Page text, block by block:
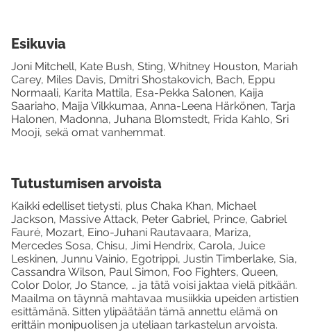
Esikuvia
Joni Mitchell, Kate Bush, Sting, Whitney Houston, Mariah
Carey, Miles Davis, Dmitri Shostakovich, Bach, Eppu
Normaali, Karita Mattila, Esa-Pekka Salonen, Kaija
Saariaho, Maija Vilkkumaa, Anna-Leena Härkönen, Tarja
Halonen, Madonna, Juhana Blomstedt, Frida Kahlo, Sri
Mooji, sekä omat vanhemmat.
Tutustumisen arvoista
Kaikki edelliset tietysti, plus Chaka Khan, Michael
Jackson, Massive Attack, Peter Gabriel, Prince, Gabriel
Fauré, Mozart, Eino-Juhani Rautavaara, Mariza,
Mercedes Sosa, Chisu, Jimi Hendrix, Carola, Juice
Leskinen, Junnu Vainio, Egotrippi, Justin Timberlake, Sia,
Cassandra Wilson, Paul Simon, Foo Fighters, Queen,
Color Dolor, Jo Stance, … ja tätä voisi jaktaa vielä pitkään.
Maailma on täynnä mahtavaa musiikkia upeiden artistien
esittämänä. Sitten ylipäätään tämä annettu elämä on
erittäin monipuolisen ja uteliaan tarkastelun arvoista.